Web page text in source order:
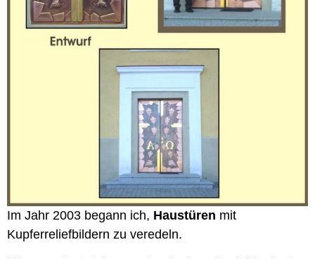
Im Jahr 2003 begann ich, Haustüren mit
Kupferreliefbildern zu veredeln.